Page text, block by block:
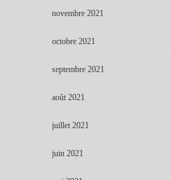
novembre 2021
octobre 2021
septembre 2021
août 2021
juillet 2021
juin 2021